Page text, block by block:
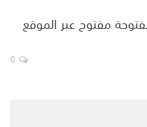
مفتوح عبر الموقع